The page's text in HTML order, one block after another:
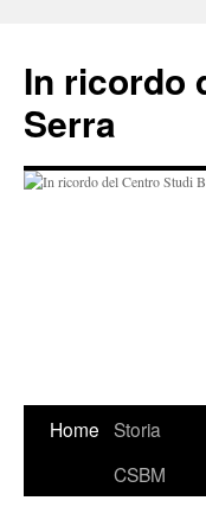
In ricordo
Serra
VaiHome Storia
CSBM